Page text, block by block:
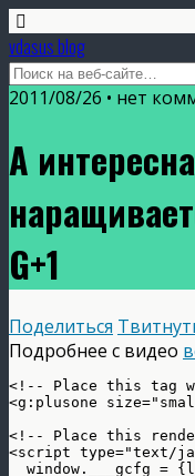
vdasus blog
2011/08/26 • нет
А
G+1
Поделиться
Подробнее с видео
<!-- Place this tag
<g:plusone
<!-- Place this
<script type="text/
window.___gcfg =